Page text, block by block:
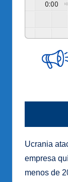
0:00
Ucrania
empresa
menos de